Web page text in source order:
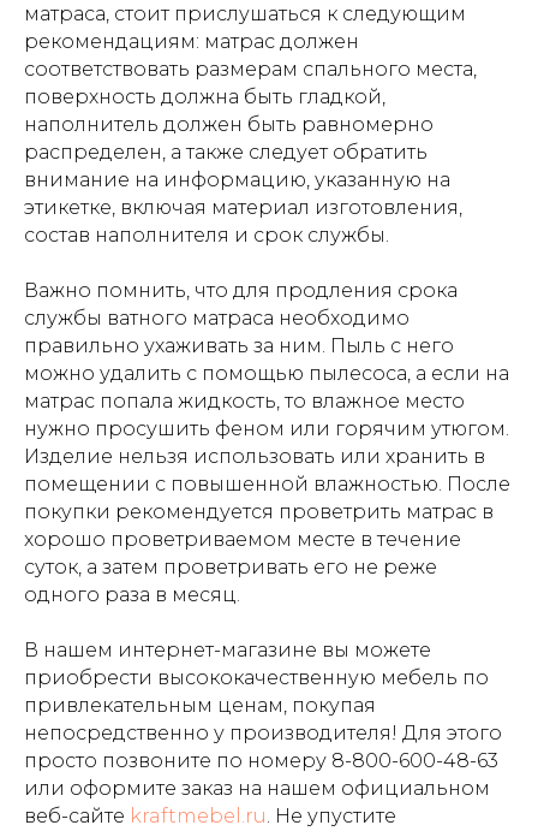
матраса, стоит прислушаться к следующим
рекомендациям: матрас должен
соответствовать размерам спального места,
поверхность должна быть гладкой,
наполнитель должен быть равномерно
распределен, а также следует обратить
внимание на информацию, указанную на
этикетке, включая материал изготовления,
состав наполнителя и срок службы.
Важно помнить, что для продления срока
службы ватного матраса необходимо
правильно ухаживать за ним. Пыль с него
можно удалить с помощью пылесоса, а если на
матрас попала жидкость, то влажное место
нужно просушить феном или горячим утюгом.
Изделие нельзя использовать или хранить в
помещении с повышенной влажностью. После
покупки рекомендуется проветрить матрас в
хорошо проветриваемом месте в течение
суток, а затем проветривать его не реже
одного раза в месяц.
В нашем интернет-магазине вы можете
приобрести высококачественную мебель по
привлекательным ценам, покупая
непосредственно у производителя! Для этого
просто позвоните по номеру 8-800-600-48-63
или оформите заказ на нашем официальном
веб-сайте kraftmebel.ru. Не упустите